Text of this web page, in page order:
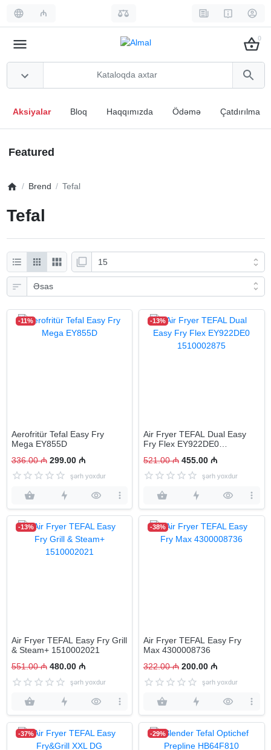
₼
0
Aksiyalar Bloq Haqqımızda Ödəmə Çatdırılma
Featured
Brend Tefal
Tefal
-11%
Aerofritür Tefal Easy Fry
Mega EY855D
336.00 ₼ 299.00 ₼
şərh yoxdur
-13%
Air Fryer TEFAL Dual Easy
Fry Flex EY922DE0
521.00 ₼ 455.00 ₼
şərh yoxdur
-13%
Air Fryer TEFAL Easy Fry Grill
& Steam+ 1510002021
551.00 ₼ 480.00 ₼
şərh yoxdur
-38%
Air Fryer TEFAL Easy Fry
Max 4300008736
322.00 ₼ 200.00 ₼
şərh yoxdur
-37% -29%